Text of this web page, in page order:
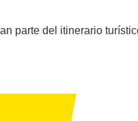
parte del itinerario